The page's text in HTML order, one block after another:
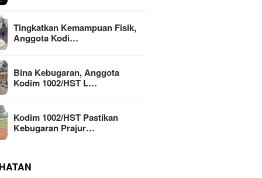
Tingkatkan Kemampuan Fisik,
Anggota Kodi…
Bina Kebugaran, Anggota
Kodim 1002/HST L…
Kodim 1002/HST Pastikan
Kebugaran Prajur…